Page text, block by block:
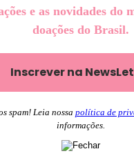
e as novidades do
doações do Brasil.
spam! Leia nossa política de
informações.